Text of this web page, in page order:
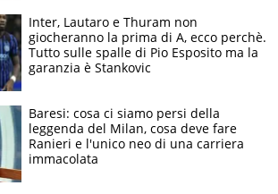
Inter, Lautaro e Thuram non
giocheranno la prima di A, ecco perchè.
Tutto sulle spalle di Pio Esposito ma la
garanzia è Stankovic
Baresi: cosa ci siamo persi della
leggenda del Milan, cosa deve fare
Ranieri e l'unico neo di una carriera
immacolata